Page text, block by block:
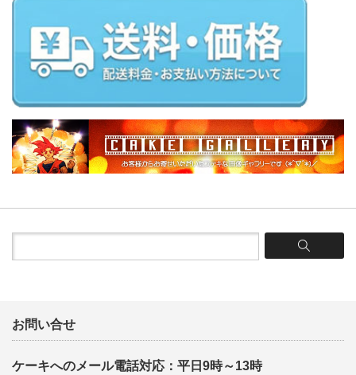
お問い合せ
ケーキへのメール電話対応：平日9時～13時